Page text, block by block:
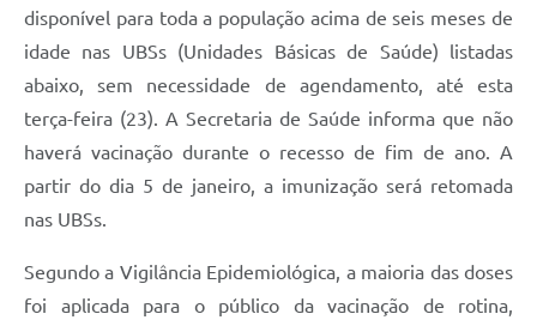
Legislação
Links
Enquete
Jornal
Agenda
Contato
disponível para toda a população acima de seis meses de
idade nas UBSs (Unidades Básicas de Saúde) listadas
abaixo, sem necessidade de agendamento, até esta
terça-feira (23). A Secretaria de Saúde informa que não
haverá vacinação durante o recesso de fim de ano. A
partir do dia 5 de janeiro, a imunização será retomada
nas UBSs.
Segundo a Vigilância Epidemiológica, a maioria das doses
foi aplicada para o público da vacinação de rotina,